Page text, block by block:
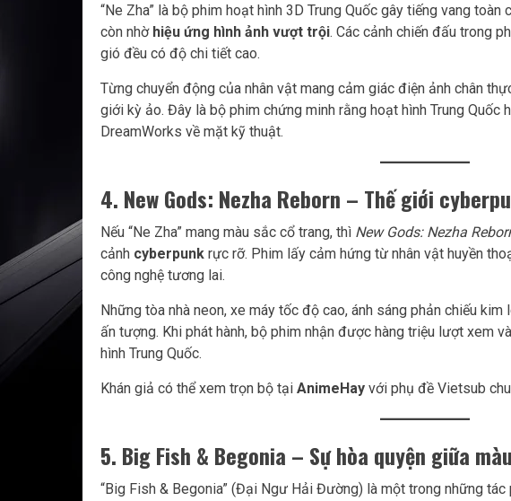
“Ne Zha” là bộ phim hoạt hình 3D Trung Quốc gây tiếng vang
còn nhờ hiệu ứng hình ảnh vượt trội. Các cảnh chiến đấu trong
gió đều có độ chi tiết cao.
Từng chuyển động của nhân vật mang cảm giác điện ảnh chân
giới kỳ ảo. Đây là bộ phim chứng minh rằng hoạt hình Trung Quốc
DreamWorks về mặt kỹ thuật.
4. New Gods: Nezha Reborn – Thế giới
Nếu “Ne Zha” mang màu sắc cổ trang, thì New Gods: Nezha
cảnh cyberpunk rực rỡ. Phim lấy cảm hứng từ nhân vật huyền
công nghệ tương lai.
Những tòa nhà neon, xe máy tốc độ cao, ánh sáng phản chiếu
ấn tượng. Khi phát hành, bộ phim nhận được hàng triệu lượt xem
hình Trung Quốc.
Khán giả có thể xem trọn bộ tại AnimeHay với phụ đề Vietsub
5. Big Fish & Begonia – Sự hòa quyện giữa
“Big Fish & Begonia” (Đại Ngư Hải Đường) là một trong những